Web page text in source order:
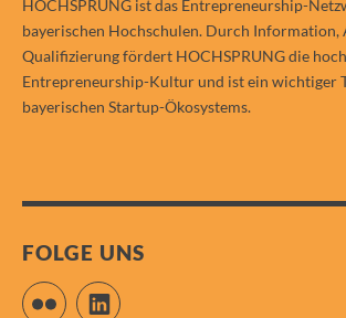
HOCHSPRUNG ist das Entrepreneurship-
bayerischen Hochschulen. Durch Information,
Qualifizierung fördert HOCHSPRUNG die
Entrepreneurship-Kultur und ist ein wichtiger
bayerischen Startup-Ökosystems.
FOLGE UNS
Flickr LinkedIn